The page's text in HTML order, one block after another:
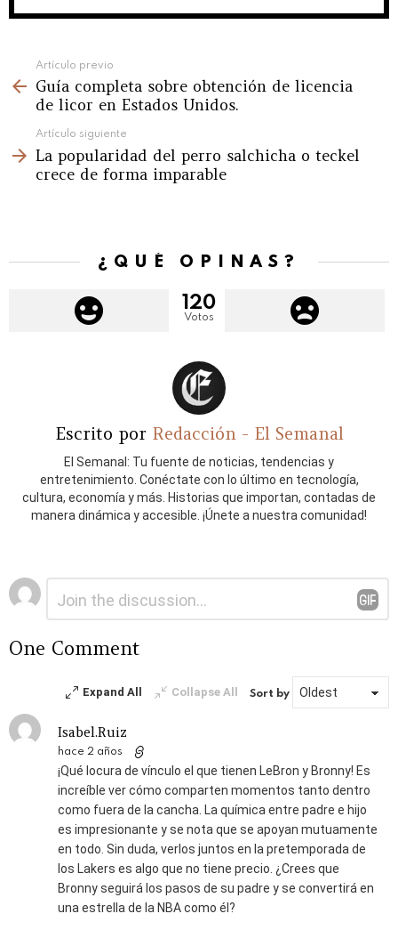
more
Artículo previo
Guía completa sobre obtención de licencia
de licor en Estados Unidos.
Artículo siguiente
La popularidad del perro salchicha o teckel
crece de forma imparable
¿QUÉ OPINAS?
120
Votos
Escrito por Redacción - El Semanal
El Semanal: Tu fuente de noticias, tendencias y
entretenimiento. Conéctate con lo último en tecnología,
cultura, economía y más. Historias que importan, contadas de
manera dinámica y accesible. ¡Únete a nuestra comunidad!
Deja
una
One Comment
Expand All Collapse All Sort by
Isabel.Ruiz
hace 2 años
¡Qué locura de vínculo el que tienen LeBron y Bronny! Es
increíble ver cómo comparten momentos tanto dentro
como fuera de la cancha. La química entre padre e hijo
es impresionante y se nota que se apoyan mutuamente
en todo. Sin duda, verlos juntos en la pretemporada de
los Lakers es algo que no tiene precio. ¿Crees que
Bronny seguirá los pasos de su padre y se convertirá en
una estrella de la NBA como él?